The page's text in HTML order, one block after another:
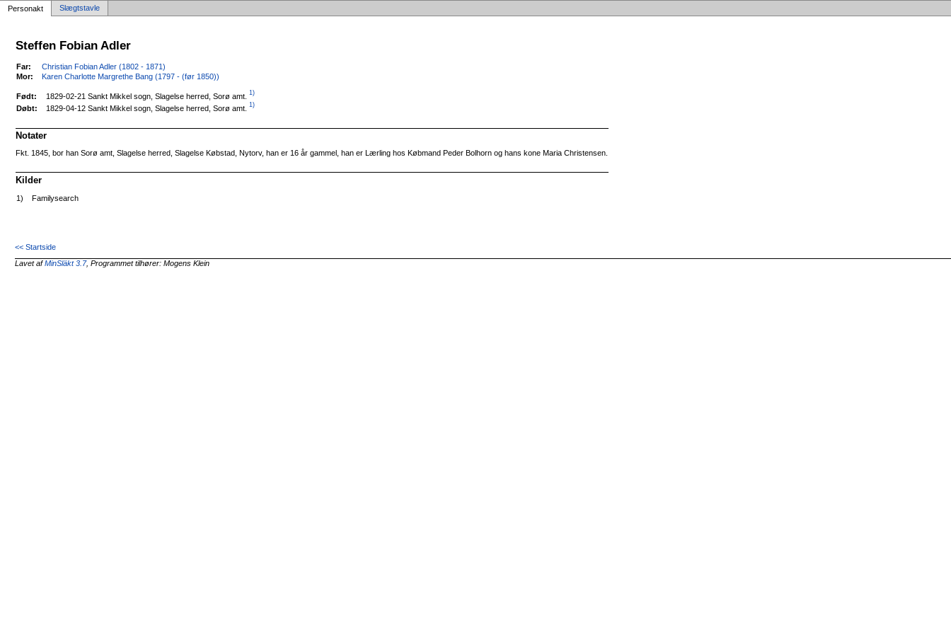
Personakt Slægtstavle
Steffen Fobian Adler
Far:
Christian Fobian Adler (1802 - 1871)
Mor:
Karen Charlotte Margrethe Bang (1797 - (før 1850))
Født: 1829-02-21 Sankt Mikkel sogn, Slagelse herred, Sorø amt. 1)
Døbt: 1829-04-12 Sankt Mikkel sogn, Slagelse herred, Sorø amt. 1)
Notater
Fkt. 1845, bor han Sorø amt, Slagelse herred, Slagelse Købstad, Nytorv, han er 16 år gammel, han er Lærling hos Købmand Peder Bolhorn og hans kone Maria Christensen.
Kilder
1) Familysearch
<< Startside
Lavet afMinSläkt 3.7, Programmet tilhører: Mogens Klein